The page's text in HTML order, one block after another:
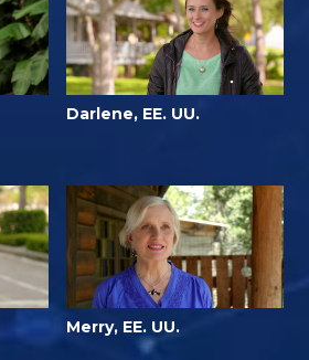
Darlene, EE. UU.
Merry, EE. UU.